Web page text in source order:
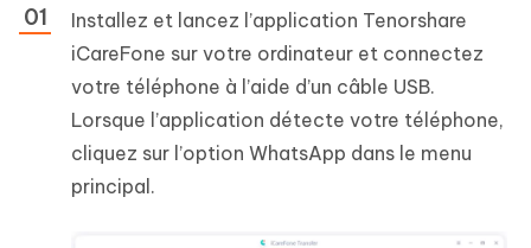
Installez et lancez l’application Tenorshare
iCareFone sur votre ordinateur et connectez
votre téléphone à l’aide d’un câble USB.
Lorsque l’application détecte votre téléphone,
cliquez sur l’option WhatsApp dans le menu
principal.